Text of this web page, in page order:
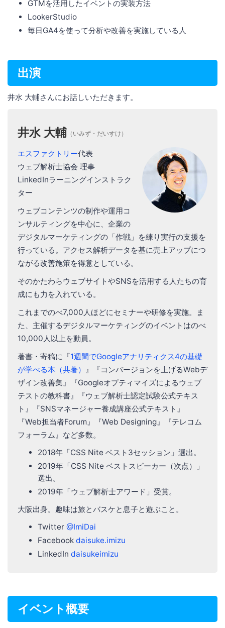
GTMを活用したイベントの実装方法
LookerStudio
毎日GA4を使って分析や改善を実施している人
出演
井水 大輔さんにお話しいただきます。
井水 大輔 （いみず・だいすけ）
エスファクトリー代表
ウェブ解析士協会 理事
LinkedInラーニングインストラク
ター
ウェブコンテンツの制作や運用コ
ンサルティングを中心に、企業の
デジタルマーケティングの「作戦」を練り実行の支援を
行っている。アクセス解析データを基に売上アップにつ
ながる改善施策を得意としている。
そのかたわらウェブサイトやSNSを活用する人たちの育
成にも力を入れている。
これまでのべ7,000人ほどにセミナーや研修を実施。ま
た、主催するデジタルマーケティングのイベントはのべ
10,000人以上を動員。
著書・寄稿に『1週間でGoogleアナリティクス4の基礎
が学べる本（共著） 』『コンバージョンを上げるWebデ
ザイン改善集』『Googleオプティマイズによるウェブ
テストの教科書』『ウェブ解析士認定試験公式テキス
ト』『SNSマネージャー養成講座公式テキスト』
『Web担当者Forum』『Web Designing』『テレコム
フォーラム』など多数。
2018年「CSS Nite ベスト3セッション」選出。
2019年「CSS Nite ベストスピーカー（次点）」
選出。
2019年「ウェブ解析士アワード」受賞。
大阪出身。趣味は旅とバスケと息子と遊ぶこと。
Twitter @ImiDai
Facebook daisuke.imizu
LinkedIn daisukeimizu
イベント概要